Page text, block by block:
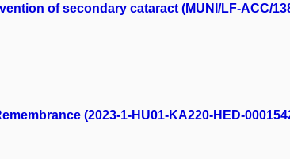
of secondary cataract (MUNI/LF-ACC/
(2023-1-HU01-KA220-HED-